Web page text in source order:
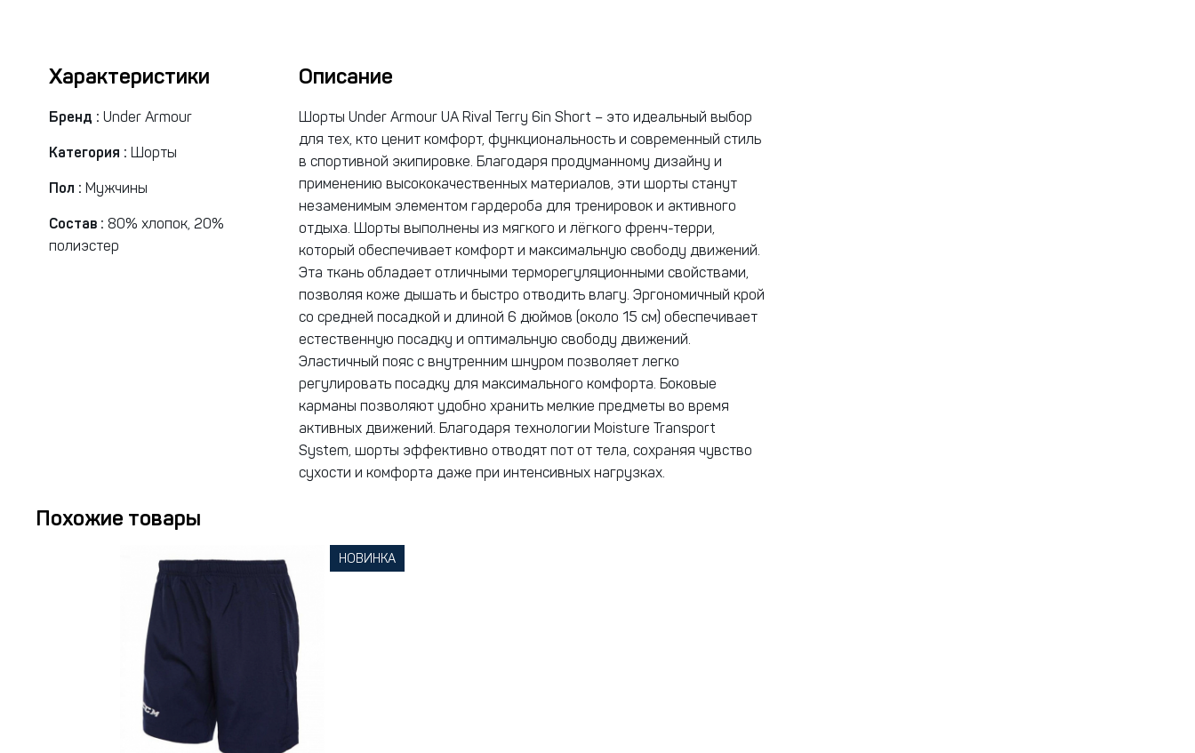
Характеристики
Бренд : Under Armour
Категория : Шорты
Пол : Мужчины
Состав : 80% хлопок, 20%
полиэстер
Описание
Шорты Under Armour UA Rival Terry 6in Short – это идеальный выбор
для тех, кто ценит комфорт, функциональность и современный стиль
в спортивной экипировке. Благодаря продуманному дизайну и
применению высококачественных материалов, эти шорты станут
незаменимым элементом гардероба для тренировок и активного
отдыха. Шорты выполнены из мягкого и лёгкого френч-терри,
который обеспечивает комфорт и максимальную свободу движений.
Эта ткань обладает отличными терморегуляционными свойствами,
позволяя коже дышать и быстро отводить влагу. Эргономичный крой
со средней посадкой и длиной 6 дюймов (около 15 см) обеспечивает
естественную посадку и оптимальную свободу движений.
Эластичный пояс с внутренним шнуром позволяет легко
регулировать посадку для максимального комфорта. Боковые
карманы позволяют удобно хранить мелкие предметы во время
активных движений. Благодаря технологии Moisture Transport
System, шорты эффективно отводят пот от тела, сохраняя чувство
сухости и комфорта даже при интенсивных нагрузках.
Похожие товары
НОВИНКА